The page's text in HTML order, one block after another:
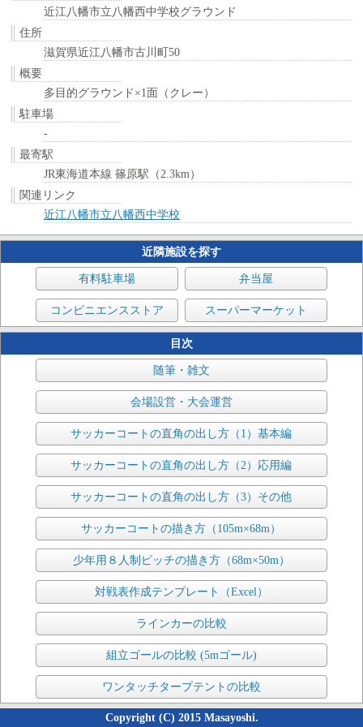
近江八幡市立八幡西中学校グラウンド
住所
滋賀県近江八幡市古川町50
概要
多目的グラウンド×1面（クレー）
駐車場
-
最寄駅
JR東海道本線 篠原駅（2.3km）
関連リンク
近江八幡市立八幡西中学校
近隣施設を探す
有料駐車場 弁当屋
コンビニエンスストア スーパーマーケット
目次
随筆・雑文
会場設営・大会運営
サッカーコートの直角の出し方（1）基本編
サッカーコートの直角の出し方（2）応用編
サッカーコートの直角の出し方（3）その他
サッカーコートの描き方（105m×68m）
少年用８人制ピッチの描き方（68m×50m）
対戦表作成テンプレート（Excel）
ラインカーの比較
組立ゴールの比較 (5mゴール)
ワンタッチタープテントの比較
Copyright (C) 2015 Masayoshi.